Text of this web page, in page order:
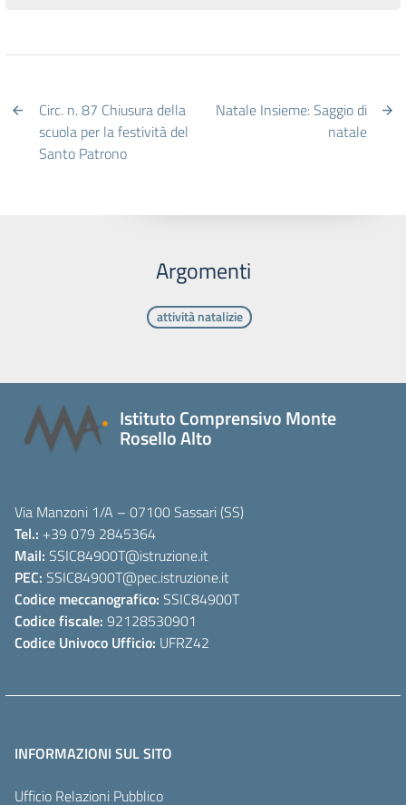
Circ. n. 87 Chiusura della
scuola per la festività del
Santo Patrono
Natale Insieme: Saggio di
natale
Argomenti
attività natalizie
Istituto Comprensivo Monte
Rosello Alto
Via Manzoni 1/A – 07100 Sassari (SS)
Tel.: +39 079 2845364
Mail: SSIC84900T@istruzione.it
PEC: SSIC84900T@pec.istruzione.it
Codice meccanografico: SSIC84900T
Codice fiscale: 92128530901
Codice Univoco Ufficio: UFRZ42
INFORMAZIONI SUL SITO
Ufficio Relazioni Pubblico